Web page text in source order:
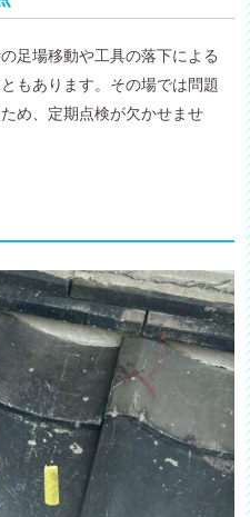
足場移動や工具の落下による
もあります。その場では問題
め、定期点検が欠かせませ